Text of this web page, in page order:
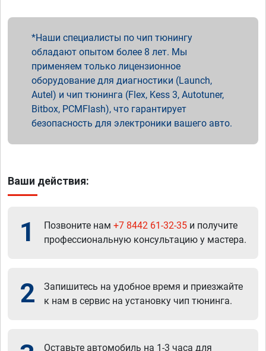
Наши специалисты по чип тюнингу
обладают опытом более 8 лет. Мы
применяем только лицензионное
оборудование для диагностики (Launch,
Autel) и чип тюнинга (Flex, Kess 3, Autotuner,
Bitbox, PCMFlash), что гарантирует
безопасность для электроники вашего авто.
Ваши действия:
1 Позвоните нам +7 8442 61-32-35 и получите
профессиональную консультацию у мастера.
2
Запишитесь на удобное время и приезжайте
к нам в сервис на установку чип тюнинга.
Оставьте автомобиль на 1-3 часа для